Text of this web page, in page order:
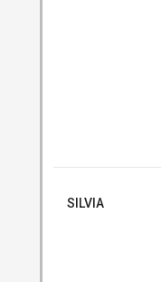
SILVIA